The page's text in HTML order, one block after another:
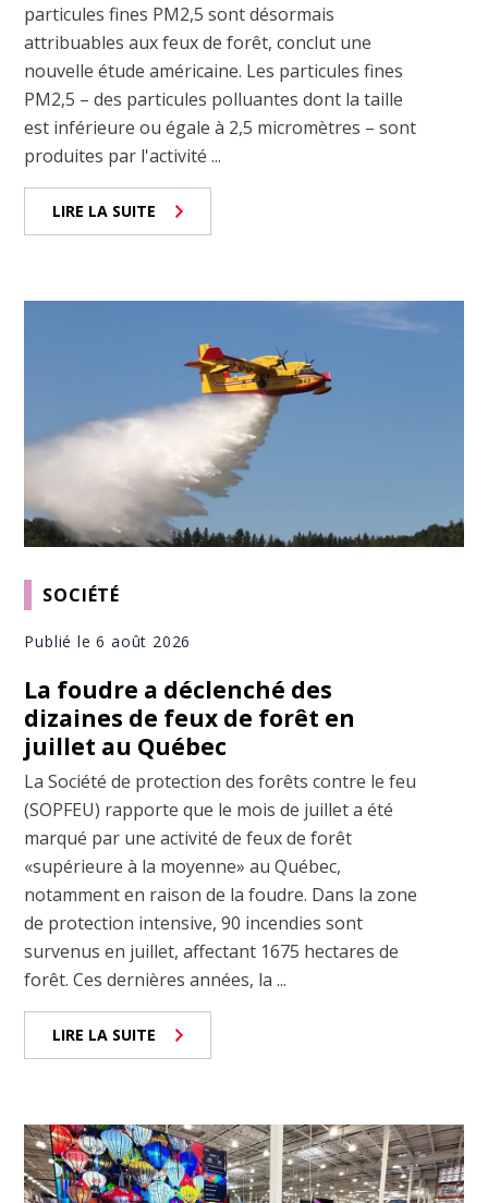
particules fines PM2,5 sont désormais
attribuables aux feux de forêt, conclut une
nouvelle étude américaine. Les particules fines
PM2,5 – des particules polluantes dont la taille
est inférieure ou égale à 2,5 micromètres – sont
produites par l'activité ...
LIRE LA SUITE
SOCIÉTÉ
Publié le 6 août 2026
La foudre a déclenché des
dizaines de feux de forêt en
juillet au Québec
La Société de protection des forêts contre le feu
(SOPFEU) rapporte que le mois de juillet a été
marqué par une activité de feux de forêt
«supérieure à la moyenne» au Québec,
notamment en raison de la foudre. Dans la zone
de protection intensive, 90 incendies sont
survenus en juillet, affectant 1675 hectares de
forêt. Ces dernières années, la ...
LIRE LA SUITE